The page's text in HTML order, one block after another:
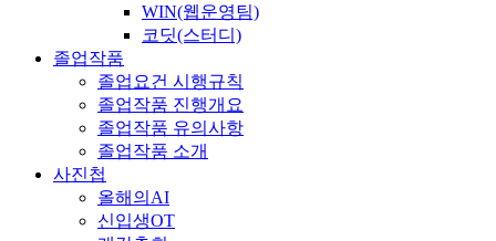
WIN(웹운영팀)
코딧(스터디)
졸업작품
졸업요건 시행규칙
졸업작품 진행개요
졸업작품 유의사항
졸업작품 소개
사진첩
올해의AI
신입생OT